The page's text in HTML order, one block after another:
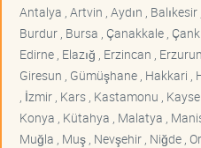
Antalya , Artvin , Aydın , Balıkesir
Burdur , Bursa , Çanakkale ,
Edirne , Elazığ , Erzincan ,
Giresun , Gümüşhane , Hakkari
, İzmir , Kars , Kastamonu ,
Konya , Kütahya , Malatya ,
Muğla , Muş , Nevşehir , Niğde ,